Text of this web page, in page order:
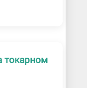
токарном